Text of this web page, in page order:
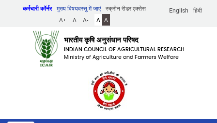
English हिंदी
कर्मचारी कॉर्नर मुख्य विषयवस्तु में जाएं
स्क्रीन रीडर एक्सेस
A+
A A- A A
भारतीय कृषि अनुसंधान परिषद
INDIAN COUNCIL OF AGRICULTURAL RESEARCH
Ministry of Agriculture and Farmers Welfare